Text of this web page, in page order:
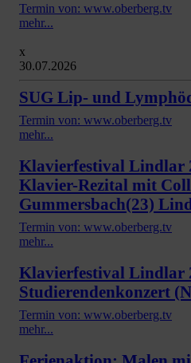
Termin von: www.oberberg.tv
mehr...
x
30.07.2026
SUG Lip- und
Termin von: www.oberberg.tv
mehr...
Klavierfestival Lindlar
Klavier-Rezital mit
Gummersbach(23)
Termin von: www.oberberg.tv
mehr...
Klavierfestival Lindlar
Studierendenkonzert
Termin von: www.oberberg.tv
mehr...